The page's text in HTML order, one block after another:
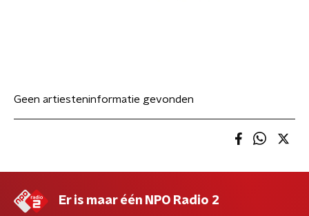
Geen artiesteninformatie gevonden
Er is maar één NPO Radio 2